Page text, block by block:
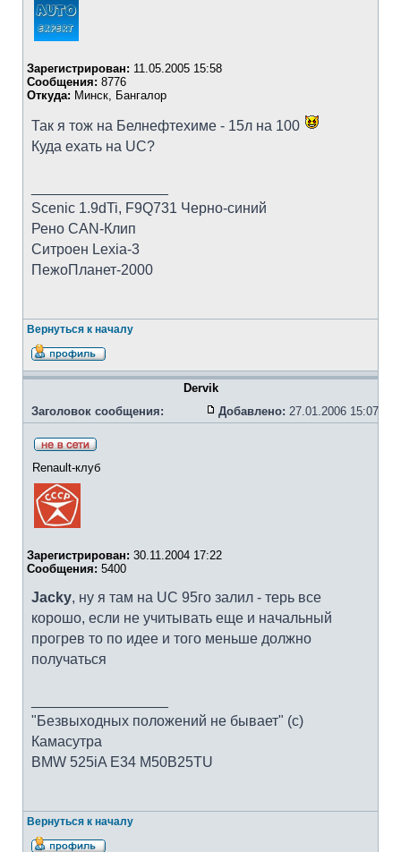
Зарегистрирован: 11.05.2005 15:58
Сообщения: 8776
Откуда: Минск, Бангалор
Так я тож на Белнефтехиме - 15л на 100
Куда ехать на UC?
Scenic 1.9dTi, F9Q731 Черно-синий
Рено CAN-Клип
Ситроен Lexia-3
ПежоПланет-2000
Вернуться к началу
Dervik
Заголовок сообщения:
Добавлено: 27.01.2006 15:07
Renault-клуб
Зарегистрирован: 30.11.2004 17:22
Сообщения: 5400
Jacky, ну я там на UC 95го залил - терь все
корошо, если не учитывать еще и начальный
прогрев то по идее и того меньше должно
получаться
"Безвыходных положений не бывает" (с)
Камасутра
BMW 525iA E34 M50B25TU
Вернуться к началу